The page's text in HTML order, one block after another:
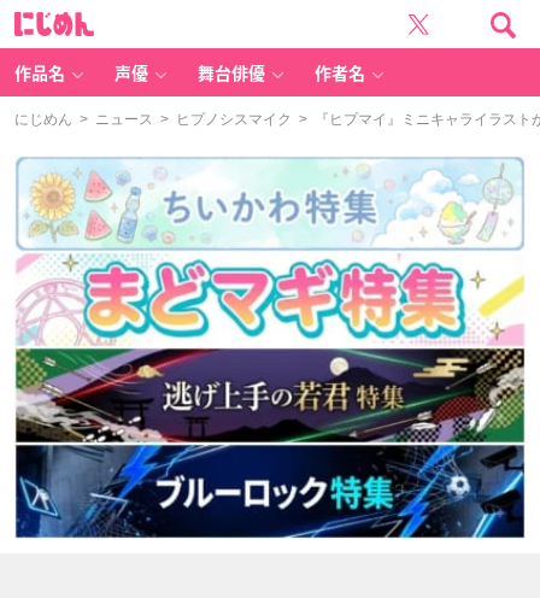
作品名 声優 舞台俳優 作者名
にじめん > ニュース > ヒプノシスマイク > 『ヒプマイ』ミニキャライラスト